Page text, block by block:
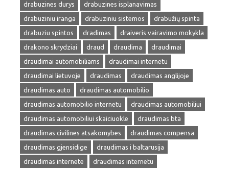
drabuzines durys
drabuzines isplanavimas
drabuziniu iranga
drabuziniu sistemos
drabužių spinta
drabuziu spintos
dradimas
draiveris vairavimo mokykla
drakono skrydziai
draud draudima
draudimai
draudimai automobiliams
draudimai internetu
draudimai lietuvoje
draudimas
draudimas anglijoje
draudimas auto
draudimas automobilio
draudimas automobilio internetu
draudimas automobiliui
draudimas automobiliui skaiciuokle
draudimas bta
draudimas civilines atsakomybes
draudimas compensa
draudimas gjensidige
draudimas i baltarusija
draudimas internete
draudimas internetu